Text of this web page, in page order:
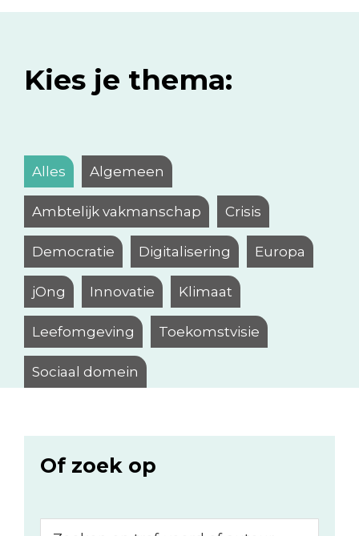
Kies je thema:
Alles Algemeen
Ambtelijk vakmanschap Crisis
Democratie Digitalisering Europa
jOng Innovatie Klimaat
Leefomgeving Toekomstvisie
Sociaal domein
Of zoek op